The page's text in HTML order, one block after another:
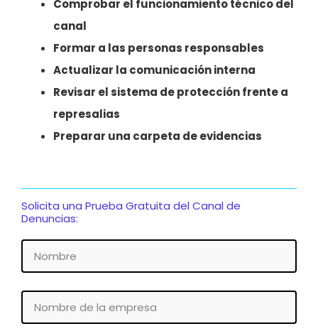
Comprobar el funcionamiento técnico del
canal
Formar a las personas responsables
Actualizar la comunicación interna
Revisar el sistema de protección frente a
represalias
Preparar una carpeta de evidencias
Solicita una Prueba Gratuita del Canal de
Denuncias:
Nombre
Nombre
de